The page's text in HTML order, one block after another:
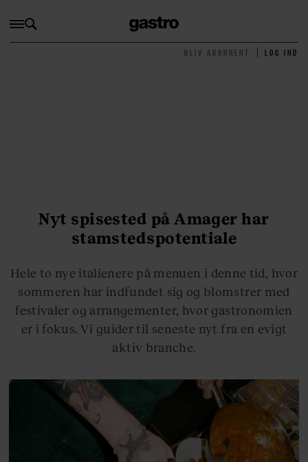
BLIV ABONNENT LOG IND
Nyt spisested på Amager har
stamstedspotentiale
Hele to nye italienere på menuen i denne tid, hvor
sommeren har indfundet sig og blomstrer med
festivaler og arrangementer, hvor gastronomien
er i fokus. Vi guider til seneste nyt fra en evigt
aktiv branche.